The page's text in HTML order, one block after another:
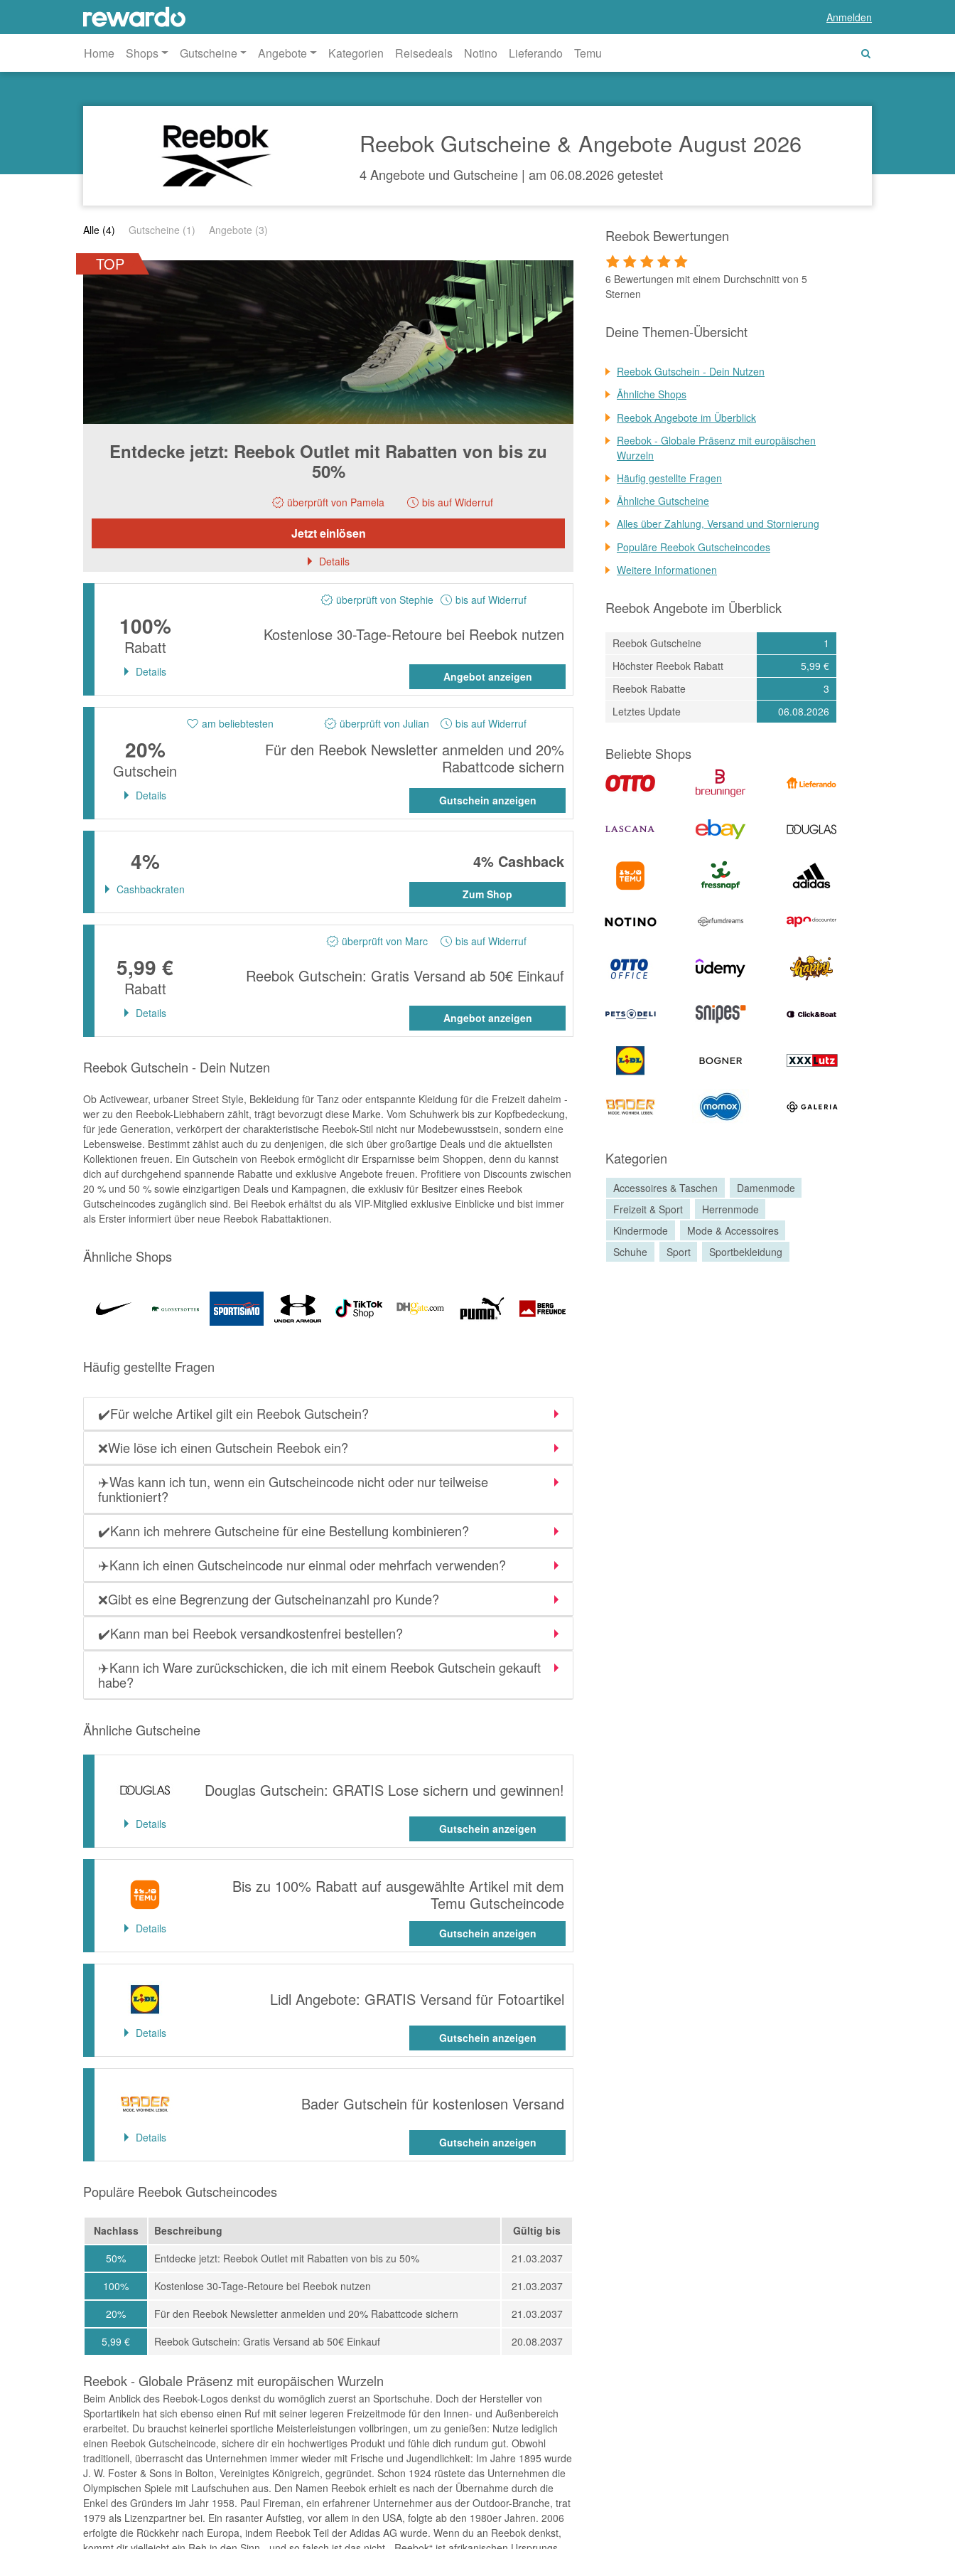
Anmelden
Home Shops Gutscheine Angebote Kategorien Reisedeals Notino Lieferando Temu
Reebok Gutscheine & Angebote August 2026
4 Angebote und Gutscheine | am 06.08.2026 getestet
Alle (4) Gutscheine (1) Angebote (3)
TOP
Entdecke jetzt: Reebok Outlet mit Rabatten von bis zu
50%
überprüft von Pamela bis auf Widerruf
Details
Jetzt einlösen
überprüft von Stephie bis auf Widerruf
100%
Rabatt
Kostenlose 30-Tage-Retoure bei Reebok nutzen
Details Angebot anzeigen
am beliebtesten überprüft von Julian bis auf Widerruf
20%
Gutschein
Für den Reebok Newsletter anmelden und 20%
Rabattcode sichern
Details Gutschein anzeigen
4% 4% Cashback
Cashbackraten Zum Shop
überprüft von Marc bis auf Widerruf
5,99 €
Rabatt
Reebok Gutschein: Gratis Versand ab 50€ Einkauf
Details Angebot anzeigen
Reebok Gutschein - Dein Nutzen
Ob Activewear, urbaner Street Style, Bekleidung für Tanz oder entspannte Kleidung für die Freizeit daheim -
wer zu den Reebok-Liebhabern zählt, trägt bevorzugt diese Marke. Vom Schuhwerk bis zur Kopfbedeckung,
für jede Generation, verkörpert der charakteristische Reebok-Stil nicht nur Modebewusstsein, sondern eine
Lebensweise. Bestimmt zählst auch du zu denjenigen, die sich über großartige Deals und die aktuellsten
Kollektionen freuen. Ein Gutschein von Reebok ermöglicht dir Ersparnisse beim Shoppen, denn du kannst
dich auf durchgehend spannende Rabatte und exklusive Angebote freuen. Profitiere von Discounts zwischen
20 % und 50 % sowie einzigartigen Deals und Kampagnen, die exklusiv für Besitzer eines Reebok
Gutscheincodes zugänglich sind. Bei Reebok erhältst du als VIP-Mitglied exklusive Einblicke und bist immer
als Erster informiert über neue Reebok Rabattaktionen.
Ähnliche Shops
Häufig gestellte Fragen
✔️Für welche Artikel gilt ein Reebok Gutschein?
❌Wie löse ich einen Gutschein Reebok ein?
✈️Was kann ich tun, wenn ein Gutscheincode nicht oder nur teilweise
funktioniert?
✔️Kann ich mehrere Gutscheine für eine Bestellung kombinieren?
✈️Kann ich einen Gutscheincode nur einmal oder mehrfach verwenden?
❌Gibt es eine Begrenzung der Gutscheinanzahl pro Kunde?
✔️Kann man bei Reebok versandkostenfrei bestellen?
✈️Kann ich Ware zurückschicken, die ich mit einem Reebok Gutschein gekauft
habe?
Ähnliche Gutscheine
Douglas Gutschein: GRATIS Lose sichern und gewinnen!
Details Gutschein anzeigen
Bis zu 100% Rabatt auf ausgewählte Artikel mit dem
Temu Gutscheincode
Details Gutschein anzeigen
Lidl Angebote: GRATIS Versand für Fotoartikel
Details Gutschein anzeigen
Bader Gutschein für kostenlosen Versand
Details Gutschein anzeigen
Populäre Reebok Gutscheincodes
Nachlass Beschreibung
Gültig bis
50%
Entdecke jetzt: Reebok Outlet mit Rabatten von bis zu 50%
21.03.2037
100%
Kostenlose 30-Tage-Retoure bei Reebok nutzen
21.03.2037
20%
Für den Reebok Newsletter anmelden und 20% Rabattcode sichern
21.03.2037
5,99 €
Reebok Gutschein: Gratis Versand ab 50€ Einkauf 20.08.2037
Reebok - Globale Präsenz mit europäischen Wurzeln
Beim Anblick des Reebok-Logos denkst du womöglich zuerst an Sportschuhe. Doch der Hersteller von
Sportartikeln hat sich ebenso einen Ruf mit seiner legeren Freizeitmode für den Innen- und Außenbereich
erarbeitet. Du brauchst keinerlei sportliche Meisterleistungen vollbringen, um zu genießen: Nutze lediglich
einen Reebok Gutscheincode, sichere dir ein hochwertiges Produkt und fühle dich rundum gut. Obwohl
traditionell, überrascht das Unternehmen immer wieder mit Frische und Jugendlichkeit: Im Jahre 1895 wurde
J. W. Foster & Sons in Bolton, Vereinigtes Königreich, gegründet. Schon 1924 rüstete das Unternehmen die
Olympischen Spiele mit Laufschuhen aus. Den Namen Reebok erhielt es nach der Übernahme durch die
Enkel des Gründers im Jahr 1958. Paul Fireman, ein erfahrener Unternehmer aus der Outdoor-Branche, trat
1979 als Lizenzpartner bei. Ein rasanter Aufstieg, vor allem in den USA, folgte ab den 1980er Jahren. 2006
erfolgte die Rückkehr nach Europa, indem Reebok Teil der Adidas AG wurde. Wenn du an Reebok denkst,
Reebok Bewertungen
6 Bewertungen mit einem Durchschnitt von 5
Sternen
Deine Themen-Übersicht
Reebok Gutschein - Dein Nutzen
Ähnliche Shops
Reebok Angebote im Überblick
Reebok - Globale Präsenz mit europäischen
Wurzeln
Häufig gestellte Fragen
Ähnliche Gutscheine
Alles über Zahlung, Versand und Stornierung
Populäre Reebok Gutscheincodes
Weitere Informationen
Reebok Angebote im Überblick
Reebok Gutscheine
1
Höchster Reebok Rabatt
5,99 €
Reebok Rabatte
3
Letztes Update
06.08.2026
Beliebte Shops
Kategorien
Accessoires & Taschen
Damenmode
Freizeit & Sport
Herrenmode
Kindermode
Mode & Accessoires
Schuhe
Sport Sportbekleidung